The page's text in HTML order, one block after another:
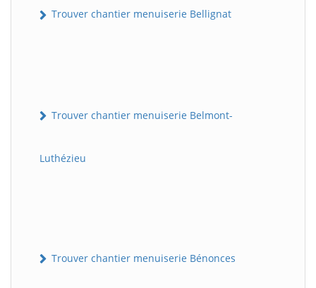
Trouver chantier menuiserie Bellignat
Trouver chantier menuiserie Belmont-
Luthézieu
Trouver chantier menuiserie Bénonces